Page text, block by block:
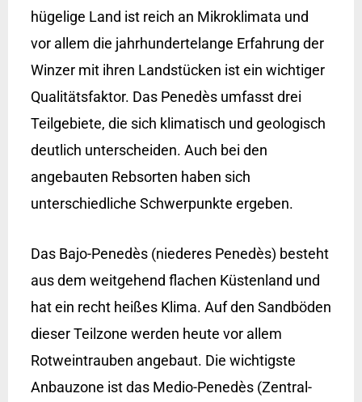
hügelige Land ist reich an Mikroklimata und
vor allem die jahrhundertelange Erfahrung der
Winzer mit ihren Landstücken ist ein wichtiger
Qualitätsfaktor. Das Penedès umfasst drei
Teilgebiete, die sich klimatisch und geologisch
deutlich unterscheiden. Auch bei den
angebauten Rebsorten haben sich
unterschiedliche Schwerpunkte ergeben.
Das Bajo-Penedès (niederes Penedès) besteht
aus dem weitgehend flachen Küstenland und
hat ein recht heißes Klima. Auf den Sandböden
dieser Teilzone werden heute vor allem
Rotweintrauben angebaut. Die wichtigste
Anbauzone ist das Medio-Penedès (Zentral-